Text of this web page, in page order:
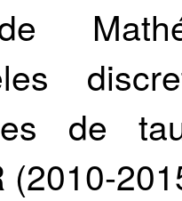
de
(2010-